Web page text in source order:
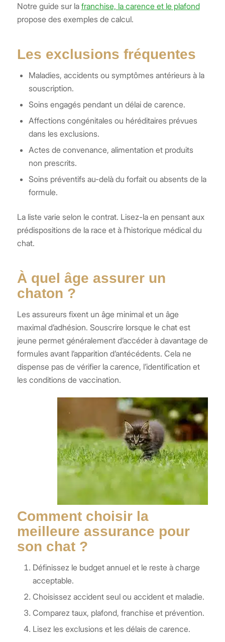
Notre guide sur la franchise, la carence et le plafond
propose des exemples de calcul.
Les exclusions fréquentes
Maladies, accidents ou symptômes antérieurs à la
souscription.
Soins engagés pendant un délai de carence.
Affections congénitales ou héréditaires prévues
dans les exclusions.
Actes de convenance, alimentation et produits
non prescrits.
Soins préventifs au-delà du forfait ou absents de la
formule.
La liste varie selon le contrat. Lisez-la en pensant aux
prédispositions de la race et à l’historique médical du
chat.
À quel âge assurer un
chaton ?
Les assureurs fixent un âge minimal et un âge
maximal d’adhésion. Souscrire lorsque le chat est
jeune permet généralement d’accéder à davantage de
formules avant l’apparition d’antécédents. Cela ne
dispense pas de vérifier la carence, l’identification et
les conditions de vaccination.
Comment choisir la
meilleure assurance pour
son chat ?
Définissez le budget annuel et le reste à charge
acceptable.
Choisissez accident seul ou accident et maladie.
Comparez taux, plafond, franchise et prévention.
Lisez les exclusions et les délais de carence.